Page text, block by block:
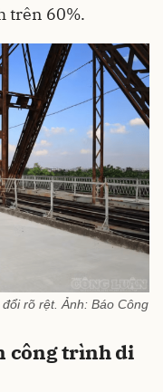
trên 60%.
rõ rệt. Ảnh: Báo Công
công trình di